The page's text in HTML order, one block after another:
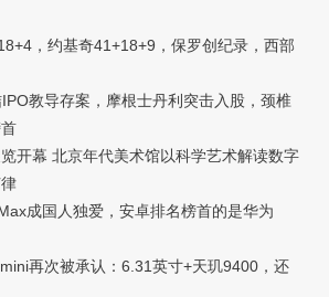
，约基奇41+18+9，保罗创纪录，西部
教导存案，摩根士丹利突击入股，颈椎
幕 北京年代美术馆以科学艺术解读数字
成国人独爱，安卓排名榜首的是华为
再次被承认：6.31英寸+天玑9400，还